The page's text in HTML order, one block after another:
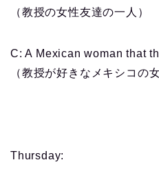
（教授の女性友達の一人）
C: A Mexican woman that
（教授が好きなメキシコの女
Thursday: